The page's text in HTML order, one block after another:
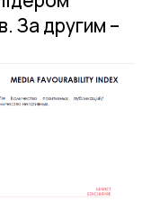
За другим –